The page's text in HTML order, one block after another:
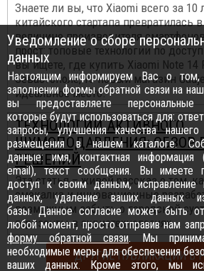
Знаете ли вы, что Xiaomi всего за 10
китайского стартапа превратилась
величине производителя
прост: топовые технологии по
вы ищете, где купить Xiaomi Note 14
Севастополе, то новый магазин
идеальное место.
ТЕХНОЛОГИИ АКТИВНОГО
ШУМОПОДАВЛЕНИЯ: ОБЗОР
РЕШЕНИЙ
Эта статья – живой рассказ о том,
смекалка и инновационные
возможным забыть о городской
горизонты в аудиотехнологиях...
ДРУГИЕ ПУБЛИКАЦИИ В
Уведомление о сборе
данных
Настоящим информируем Вас о
заполнении формы обратной связи на
вы предоставляете персональные
которые будут использоваться для:
запросы, улучшения качества нашего
размещения в нашем каталоге.
данные: имя, контактная информация
email), текст сообщения. Вы имеете
доступ к своим данным, исправление
данных, удаление ваших данных
базы. Данное согласие может быть
любой момент, просто отправив нам
форму обратной связи. Мы
необходимые меры для обеспечения
ваших данных. Кроме этого, мы